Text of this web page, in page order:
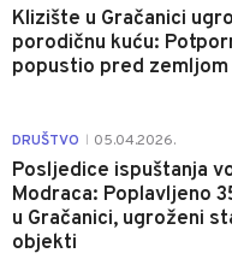
Klizište u Gračanici
porodičnu kuću:
popustio pred zemljom
DRUŠTVO 05.04.2026.
Posljedice ispuštanja
Modraca: Poplavljeno
u Gračanici, ugroženi
objekti